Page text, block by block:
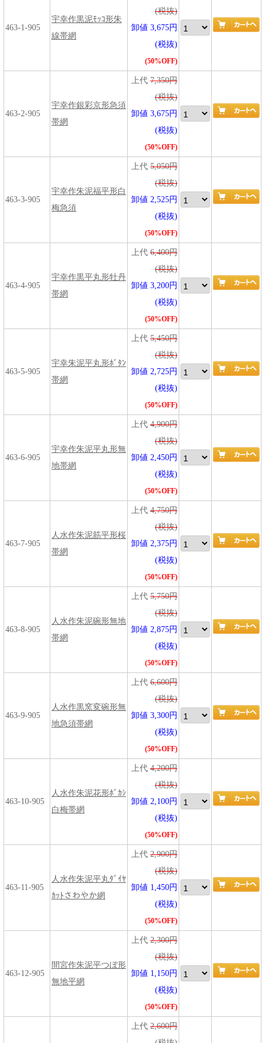
463-1-905
宇幸作黒泥ﾓｯｺ形朱
線帯網
(税抜)
卸値 3,675円
(税抜)
(50%OFF)
463-2-905
宇幸作銀彩京形急須
帯網
上代 7,350円
(税抜)
卸値 3,675円
(税抜)
(50%OFF)
463-3-905
宇幸作朱泥福平形白
梅急須
上代 5,050円
(税抜)
卸値 2,525円
(税抜)
(50%OFF)
463-4-905
宇幸作黒平丸形牡丹
帯網
上代 6,400円
(税抜)
卸値 3,200円
(税抜)
(50%OFF)
463-5-905
宇幸朱泥平丸形ﾎﾞﾀﾝ
帯網
上代 5,450円
(税抜)
卸値 2,725円
(税抜)
(50%OFF)
463-6-905
宇幸作朱泥平丸形無
地帯網
上代 4,900円
(税抜)
卸値 2,450円
(税抜)
(50%OFF)
463-7-905
人水作朱泥筋平形桜
帯網
上代 4,750円
(税抜)
卸値 2,375円
(税抜)
(50%OFF)
463-8-905
人水作朱泥碗形無地
帯網
上代 5,750円
(税抜)
卸値 2,875円
(税抜)
(50%OFF)
463-9-905
人水作黒窯変碗形無
地急須帯網
上代 6,600円
(税抜)
卸値 3,300円
(税抜)
(50%OFF)
463-10-905
人水作朱泥花形ﾎﾞｶｼ
白梅帯網
上代 4,200円
(税抜)
卸値 2,100円
(税抜)
(50%OFF)
463-11-905
人水作朱泥平丸ﾀﾞｲﾔ
ｶｯﾄさわやか網
上代 2,900円
(税抜)
卸値 1,450円
(税抜)
(50%OFF)
463-12-905
間宮作朱泥平つぼ形
無地平網
上代 2,300円
(税抜)
卸値 1,150円
(税抜)
(50%OFF)
上代 2,600円